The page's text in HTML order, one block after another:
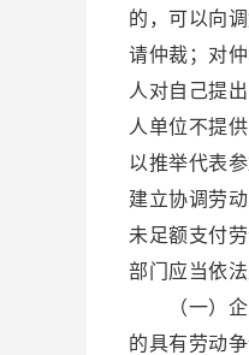
的，可以向
请仲裁；对
人对自己提
人单位不提
以推举代表
建立协调劳
未足额支付
部门应当依
（一）企
的具有劳动